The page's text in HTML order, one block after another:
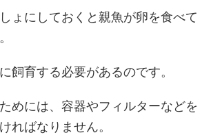
ょにしておくと親魚が卵を食べて
飼育する必要があるのです。
めには、容器やフィルターなどを
ればなりません。